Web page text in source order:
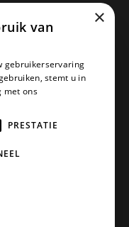
×
van
gebruikerservaring
stemt u in
met ons
PRESTATIE